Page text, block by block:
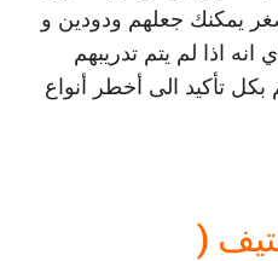
يمكنك جعلهم ودودين و
اذا لم يتم تدريبهم
تأكيد الى أخطر أنواع
(